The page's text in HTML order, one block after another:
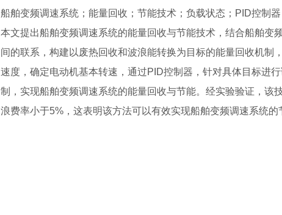
船舶变频调速系统；能量回收；节能技术；负载状态；PID控制器
本文提出船舶变频调速系统的能量回收与节能技术，结合船舶变
间的联系，构建以废热回收和波浪能转换为目标的能量回收机制
速度，确定电动机基本转速，通过PID控制器，针对具体目标进
制，实现船舶变频调速系统的能量回收与节能。经实验验证，该
浪费率小于5%，这表明该方法可以有效实现船舶变频调速系统的